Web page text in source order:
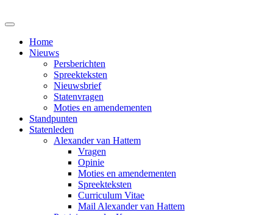
Home
Nieuws
Persberichten
Spreekteksten
Nieuwsbrief
Statenvragen
Moties en amendementen
Standpunten
Statenleden
Alexander van Hattem
Vragen
Opinie
Moties en amendementen
Spreekteksten
Curriculum Vitae
Mail Alexander van Hattem